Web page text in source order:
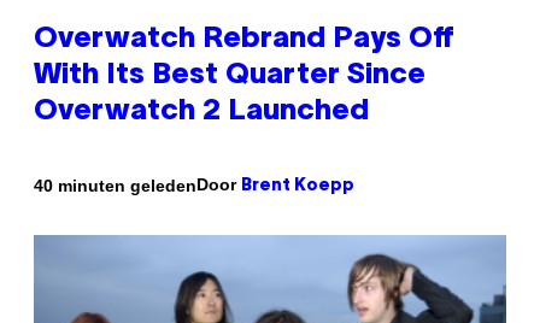
Overwatch Rebrand Pays Off
With Its Best Quarter Since
Overwatch 2 Launched
40 minuten geledenDoor Brent Koepp